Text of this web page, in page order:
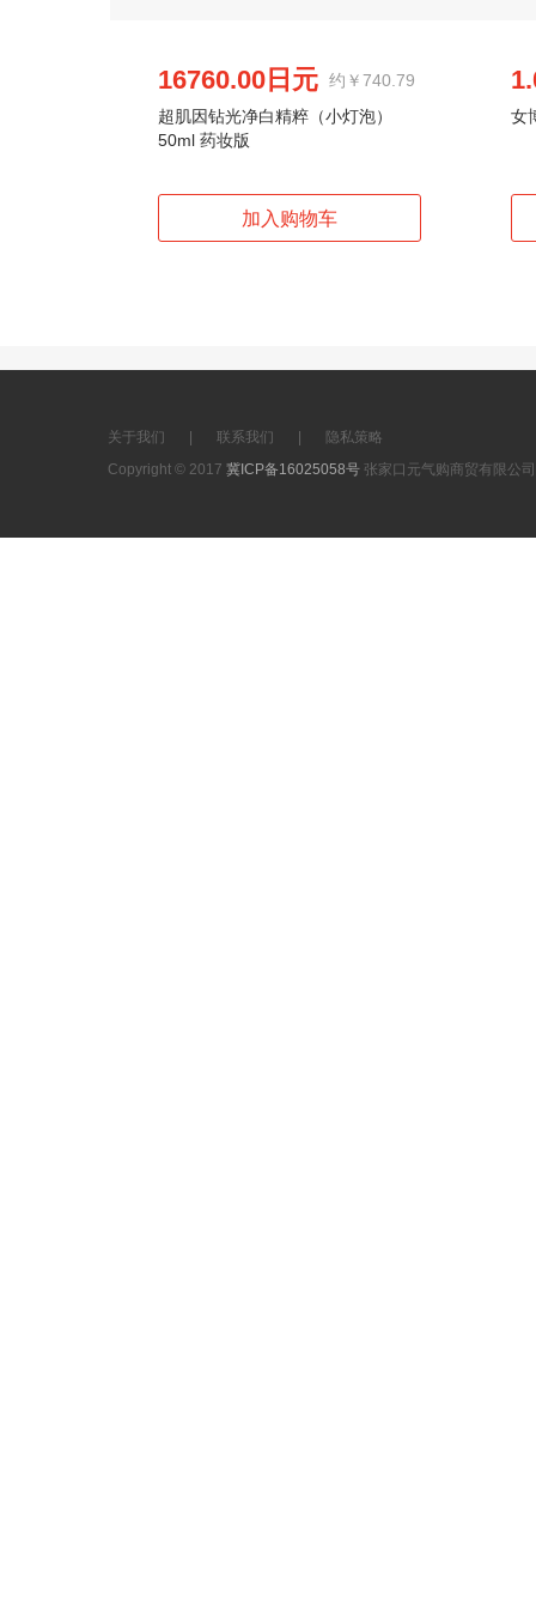
16760.00日元 约￥740.79
超肌因钻光净白精粹（小灯泡）
50ml 药妆版
女
关于我们 联系我们
隐私策略
Copyright © 2017 冀ICP备16025058号 张家口元气购商贸有限公司